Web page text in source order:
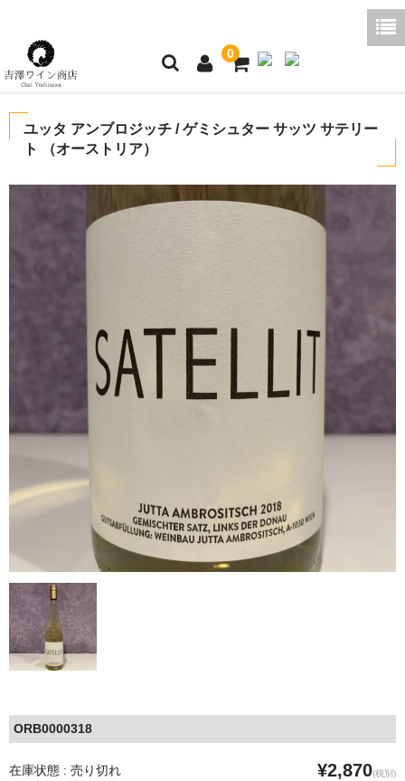
0
ご利用ガイド
好みから探す
お問い合わせ
お買い物かご
ユッタ アンブロジッチ / ゲミシュター サッツ サテリー
ト （オーストリア）
ORB0000318
在庫状態 : 売り切れ ¥2,870(税別)